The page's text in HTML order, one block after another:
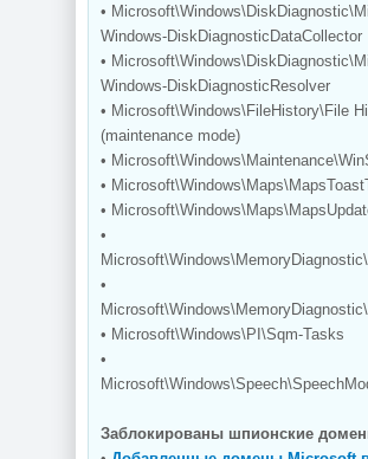
•
Windows-DiskDiagnosticDataCollector
•
Windows-DiskDiagnosticResolver
• Microsoft\Windows\FileHistory\File
(maintenance mode)
•
•
•
•
•
• Microsoft\Windows\PI\Sqm-Tasks
•
Заблокированы шпионские